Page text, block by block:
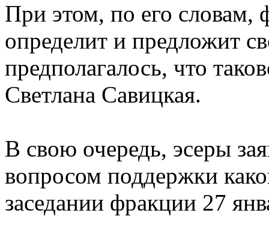
При этом, по его
определит и предложит
предполагалось, что
Светлана Савицкая.
В свою очередь, эсеры
вопросом поддержки
заседании фракции 27